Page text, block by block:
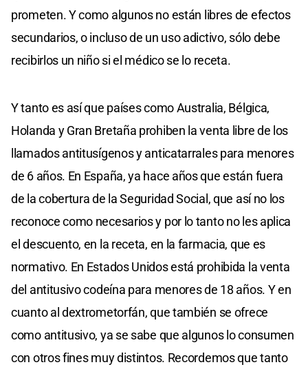
prometen. Y como algunos no están libres de efectos
secundarios, o incluso de un uso adictivo, sólo debe
recibirlos un niño si el médico se lo receta.
Y tanto es así que países como Australia, Bélgica,
Holanda y Gran Bretaña prohiben la venta libre de los
llamados antitusígenos y anticatarrales para menores
de 6 años. En España, ya hace años que están fuera
de la cobertura de la Seguridad Social, que así no los
reconoce como necesarios y por lo tanto no les aplica
el descuento, en la receta, en la farmacia, que es
normativo. En Estados Unidos está prohibida la venta
del antitusivo codeína para menores de 18 años. Y en
cuanto al dextrometorfán, que también se ofrece
como antitusivo, ya se sabe que algunos lo consumen
con otros fines muy distintos. Recordemos que tanto